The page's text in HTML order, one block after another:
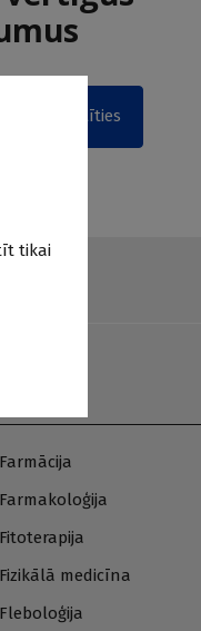
Pierakstīties
Farmācija
Farmakoloģija
Fitoterapija
Fizikālā medicīna
Fleboloģija
tikai